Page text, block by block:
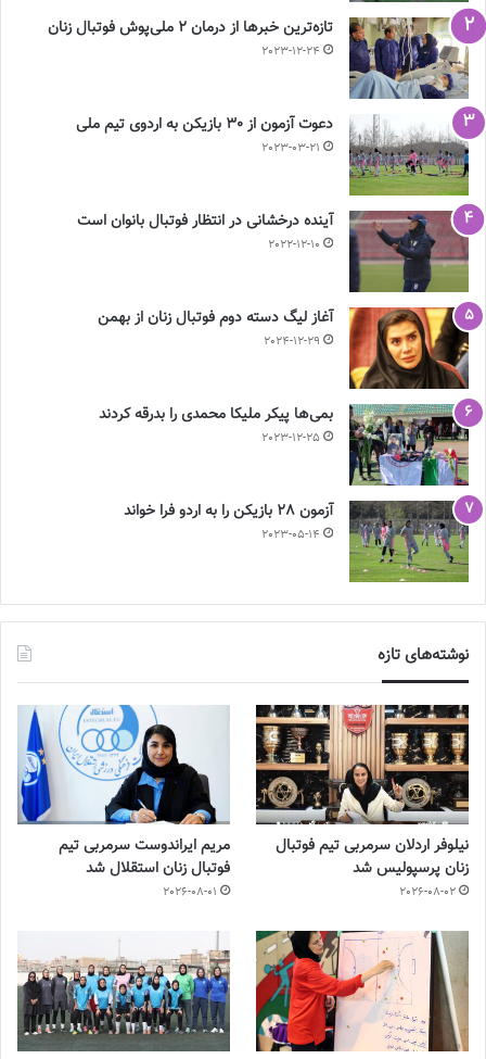
تازه‌ترین خبرها از درمان ۲ ملی‌پوش فوتبال زنان
2023-12-24
دعوت آزمون از 30 بازیکن به اردوی تیم ملی
2023-03-21
آینده درخشانی در انتظار فوتبال بانوان است
2022-12-10
آغاز لیگ دسته دوم فوتبال زنان از بهمن
2024-12-29
بمی‌ها پیکر ملیکا محمدی را بدرقه کردند
2023-12-25
آزمون 28 بازیکن را به اردو فرا خواند
2023-05-14
نوشته‌های تازه
نیلوفر اردلان سرمربی تیم فوتبال
زنان پرسپولیس شد
2026-08-02
مریم ایراندوست سرمربی تیم
فوتبال زنان استقلال شد
2026-08-01